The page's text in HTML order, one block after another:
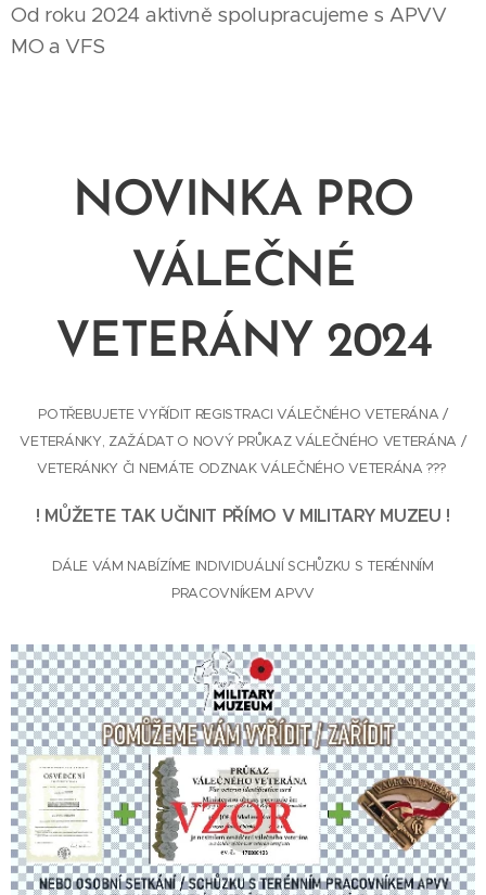
Od roku 2024 aktivně spolupracujeme s APVV
MO a VFS
NOVINKA PRO
VÁLEČNÉ
VETERÁNY 2024
POTŘEBUJETE VYŘÍDIT REGISTRACI VÁLEČNÉHO VETERÁNA /
VETERÁNKY, ZAŽÁDAT O NOVÝ PRŮKAZ VÁLEČNÉHO VETERÁNA /
VETERÁNKY ČI NEMÁTE ODZNAK VÁLEČNÉHO VETERÁNA ???
! MŮŽETE TAK UČINIT PŘÍMO V MILITARY MUZEU !
DÁLE VÁM NABÍZÍME INDIVIDUÁLNÍ SCHŮZKU S TERÉNNÍM
PRACOVNÍKEM APVV